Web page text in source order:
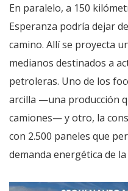
En paralelo, a 150
Esperanza podría dejar
camino. Allí se proyecta
medianos destinados a
petroleras. Uno de los
arcilla —una producción
camiones— y otro, la
con 2.500 paneles que
demanda energética de